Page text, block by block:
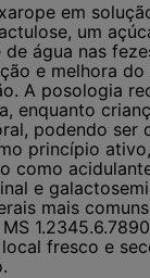
em
um
água nas
e melhora
A posologia
enquanto
podendo ser
princípio
como
e
mais
fresco e
geriatrica
8º
9 º
10º